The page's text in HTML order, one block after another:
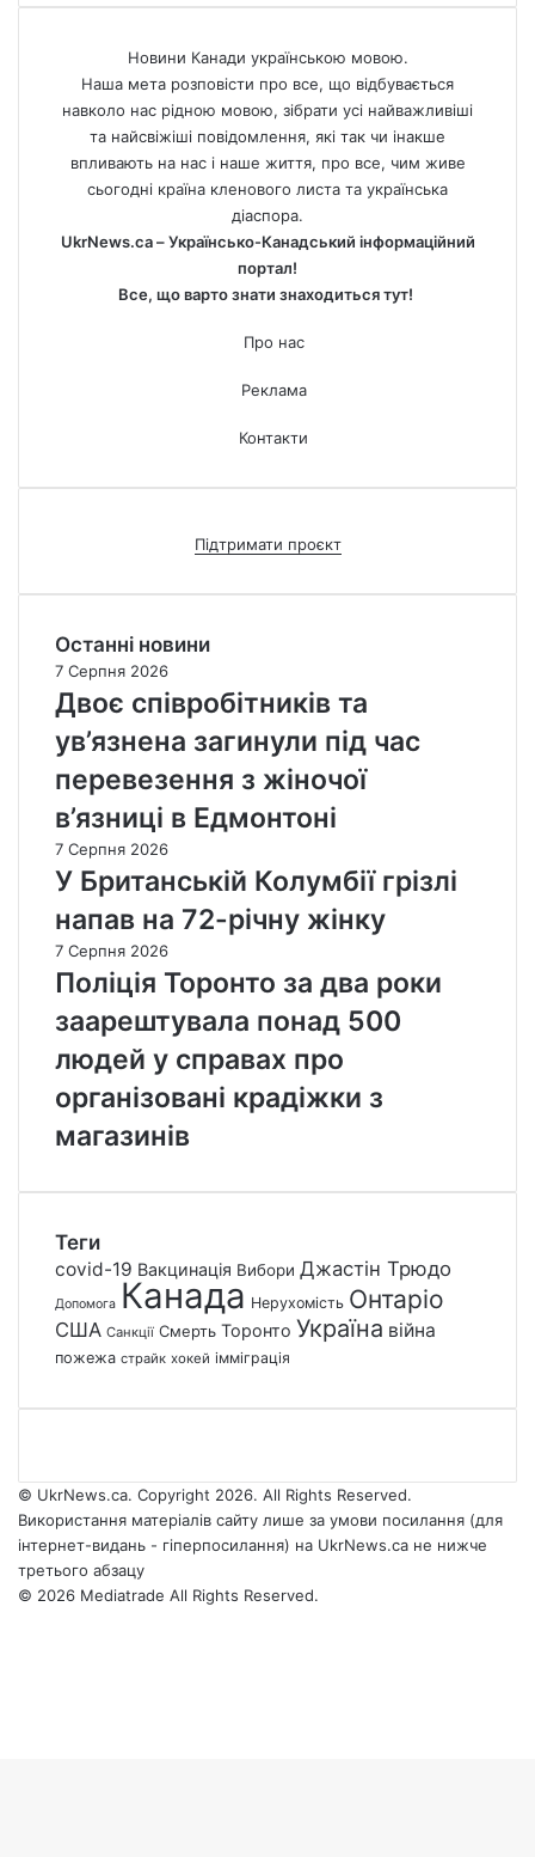
Новини Канади українською мовою.
Наша мета розповісти про все, що відбувається
навколо нас рідною мовою, зібрати усі найважливіші
та найсвіжіші повідомлення, які так чи інакше
впливають на нас і наше життя, про все, чим живе
сьогодні країна кленового листа та українська
діаспора.
UkrNews.ca – Українсько-Канадський інформаційний
портал!
Все, що варто знати знаходиться тут!
Про нас
Реклама
Контакти
Підтримати проєкт
Останні новини
7 Серпня 2026
Двоє співробітників та
ув’язнена загинули під час
перевезення з жіночої
в’язниці в Едмонтоні
7 Серпня 2026
У Британській Колумбії грізлі
напав на 72-річну жінку
7 Серпня 2026
Поліція Торонто за два роки
заарештувала понад 500
людей у справах про
організовані крадіжки з
магазинів
Теги
covid-19 Вакцинація Вибори Джастін Трюдо
Допомога Канада Нерухомість Онтаріо
США Санкції Смерть Торонто Україна війна
пожежа страйк хокей імміграція
© UkrNews.ca. Copyright 2026. All Rights Reserved.
Використання матеріалів сайту лише за умови посилання (для
інтернет-видань - гіперпосилання) на UkrNews.ca не нижче
третього абзацу
© 2026 Mediatrade All Rights Reserved.